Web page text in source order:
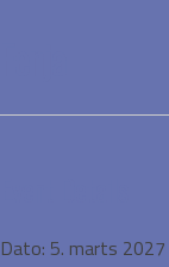
Dato: 5. marts 2027